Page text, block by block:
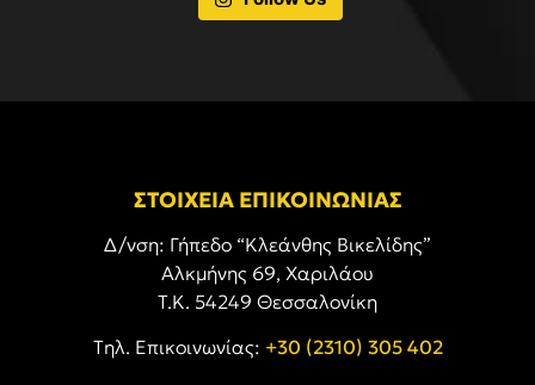
ΣΤΟΙΧΕΙΑ ΕΠΙΚΟΙΝΩΝΙΑΣ
Δ/νση: Γήπεδο “Κλεάνθης Βικελίδης”
Αλκμήνης 69, Χαριλάου
Τ.Κ. 54249 Θεσσαλονίκη
Tηλ. Επικοινωνίας: +30 (2310) 305 402